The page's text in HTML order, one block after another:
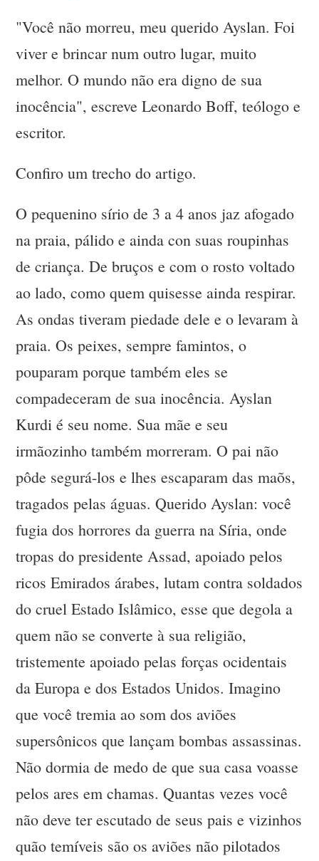
"Você não morreu, meu querido Ayslan. Foi
viver e brincar num outro lugar, muito
melhor. O mundo não era digno de sua
inocência", escreve Leonardo Boff, teólogo e
escritor.
Confiro um trecho do artigo.
O pequenino sírio de 3 a 4 anos jaz afogado
na praia, pálido e ainda con suas roupinhas
de criança. De bruços e com o rosto voltado
ao lado, como quem quisesse ainda respirar.
As ondas tiveram piedade dele e o levaram à
praia. Os peixes, sempre famintos, o
pouparam porque também eles se
compadeceram de sua inocência. Ayslan
Kurdi é seu nome. Sua mãe e seu
irmãozinho também morreram. O pai não
pôde segurá-los e lhes escaparam das maõs,
tragados pelas águas. Querido Ayslan: você
fugia dos horrores da guerra na Síria, onde
tropas do presidente Assad, apoiado pelos
ricos Emirados árabes, lutam contra soldados
do cruel Estado Islâmico, esse que degola a
quem não se converte à sua religião,
tristemente apoiado pelas forças ocidentais
da Europa e dos Estados Unidos. Imagino
que você tremia ao som dos aviões
supersônicos que lançam bombas assassinas.
Não dormia de medo de que sua casa voasse
pelos ares em chamas. Quantas vezes você
não deve ter escutado de seus pais e vizinhos
quão temíveis são os aviões não pilotados